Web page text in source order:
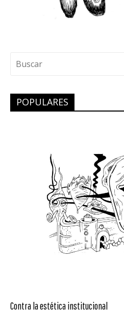
POPULARES
Contra la estética institucional